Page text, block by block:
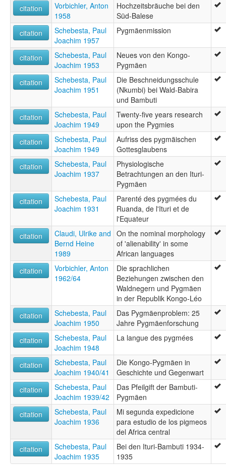
citation
Vorbichler, Anton
1958
Hochzeitsbräuche bei den
Süd-Balese
citation
Schebesta, Paul
Joachim 1957
Pygmäenmission
citation
Schebesta, Paul
Joachim 1953
Neues von den Kongo-
Pygmäen
citation
Schebesta, Paul
Joachim 1951
Die Beschneidungsschule
(Nkumbi) bei Wald-Babira
und Bambuti
citation
Schebesta, Paul
Joachim 1949
Twenty-five years research
upon the Pygmies
citation
Schebesta, Paul
Joachim 1949
Aufriss des pygmäischen
Gottesglaubens
citation
Schebesta, Paul
Joachim 1937
Physiologische
Betrachtungen an den Ituri-
Pygmäen
citation
Schebesta, Paul
Joachim 1931
Parenté des pygmées du
Ruanda, de l'Ituri et de
l'Equateur
citation
Claudi, Ulrike and
Bernd Heine
1989
On the nominal morphology
of 'alienability' in some
African languages
citation
Vorbichler, Anton
1962/64
Die sprachlichen
Beziehungen zwischen den
Waldnegern und Pygmäen
in der Republik Kongo-Léo
citation
Schebesta, Paul
Joachim 1950
Das Pygmäenproblem: 25
Jahre Pygmäenforschung
citation
Schebesta, Paul
Joachim 1948
La langue des pygmées
citation
Schebesta, Paul
Joachim 1940/41
Die Kongo-Pygmäen in
Geschichte und Gegenwart
citation
Schebesta, Paul
Joachim 1939/42
Das Pfeilgift der Bambuti-
Pygmäen
citation
Schebesta, Paul
Joachim 1936
Mi segunda expedicione
para estudio de los pigmeos
del Africa central
citation
Schebesta, Paul
Joachim 1935
Bei den Ituri-Bambuti 1934-
1935